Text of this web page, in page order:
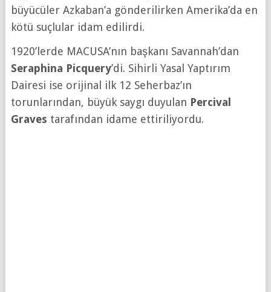
büyücüler Azkaban’a gönderilirken Amerika’da en
kötü suçlular idam edilirdi.
1920’lerde MACUSA’nın başkanı Savannah’dan
Seraphina Picquery’di. Sihirli Yasal Yaptırım
Dairesi ise orijinal ilk 12 Seherbaz’ın
torunlarından, büyük saygı duyulan Percival
Graves tarafından idame ettiriliyordu.